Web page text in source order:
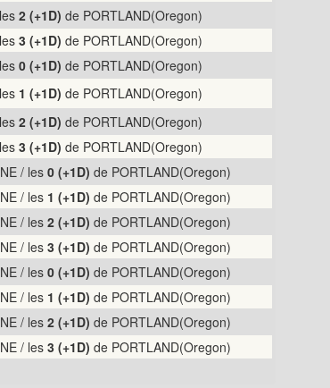
2 (+1D) de PORTLAND(Oregon)
3 (+1D) de PORTLAND(Oregon)
0 (+1D) de PORTLAND(Oregon)
1 (+1D) de PORTLAND(Oregon)
2 (+1D) de PORTLAND(Oregon)
3 (+1D) de PORTLAND(Oregon)
/ les 0 (+1D) de PORTLAND(Oregon)
/ les 1 (+1D) de PORTLAND(Oregon)
/ les 2 (+1D) de PORTLAND(Oregon)
/ les 3 (+1D) de PORTLAND(Oregon)
/ les 0 (+1D) de PORTLAND(Oregon)
/ les 1 (+1D) de PORTLAND(Oregon)
/ les 2 (+1D) de PORTLAND(Oregon)
/ les 3 (+1D) de PORTLAND(Oregon)